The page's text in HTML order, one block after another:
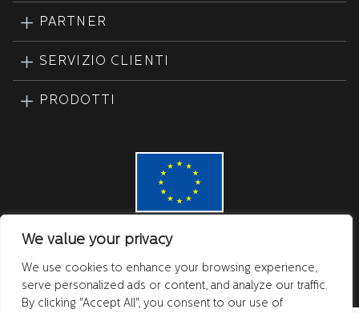
We value your privacy
We use cookies to enhance your browsing experience,
serve personalized ads or content, and analyze our traffic.
By clicking "Accept All", you consent to our use of
PARTNER
SERVIZIO CLIENTI
PRODOTTI
COPYRIGHT © Beconfident